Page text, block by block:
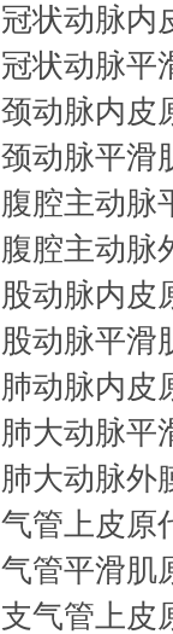
冠状动脉内
冠状动脉平
颈动脉内皮
颈动脉平滑
腹腔主动脉
腹腔主动脉
股动脉内皮
股动脉平滑
肺动脉内皮
肺大动脉平
肺大动脉外
气管上皮原
气管平滑肌
支气管上皮